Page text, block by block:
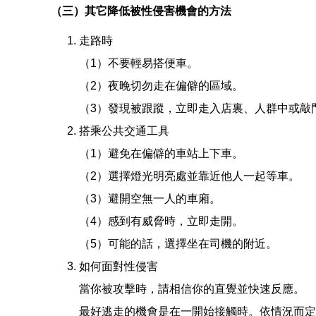
（三）其它降低被性侵害機會的方法
走路時
（1）不要輕易搭便車。
（2）夜晚切勿走在偏僻的區域。
（3）發現被跟蹤，立即走入店裏、人群中或敲
搭乘公共交通工具
（1）避免在偏僻的車站上下車。
（2）選擇燈光明亮處並靠近他人一起等車。
（3）避開空無一人的車廂。
（4）感到有威脅時，立即走開。
（5）可能的話，選擇坐在司機的附近。
如何面對性侵害
當你被攻擊時，請相信你的直覺並快速反應。
最好逃走的機會是在一開始接觸時。依情況而定